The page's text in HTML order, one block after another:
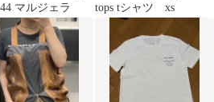
マルジェラ
tops tシャツ xs